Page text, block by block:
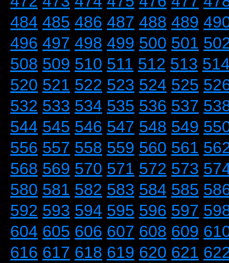
484 485 486 487 488 489
496 497 498 499 500 501
508 509 510 511 512 513
520 521 522 523 524 525
532 533 534 535 536 537
544 545 546 547 548 549
556 557 558 559 560 561
568 569 570 571 572 573
580 581 582 583 584 585
592 593 594 595 596 597
604 605 606 607 608 609
616 617 618 619 620 621